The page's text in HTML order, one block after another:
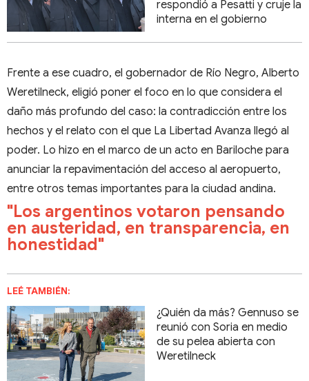
respondió a Pesatti y cruje la
interna en el gobierno
Frente a ese cuadro, el gobernador de Río Negro, Alberto
Weretilneck, eligió poner el foco en lo que considera el
daño más profundo del caso: la contradicción entre los
hechos y el relato con el que La Libertad Avanza llegó al
poder. Lo hizo en el marco de un acto en Bariloche para
anunciar la repavimentación del acceso al aeropuerto,
entre otros temas importantes para la ciudad andina.
"Los argentinos votaron pensando
en austeridad, en transparencia, en
honestidad"
LEÉ TAMBIÉN:
¿Quién da más? Gennuso se
reunió con Soria en medio
de su pelea abierta con
Weretilneck